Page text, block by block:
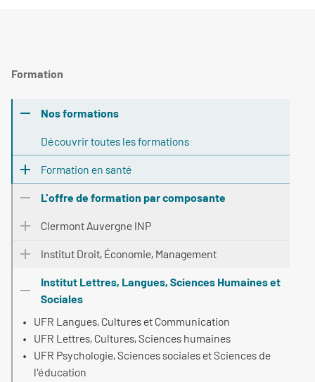
Formation
Nos formations
Découvrir toutes les formations
Formation en santé
L'offre de formation par composante
Clermont Auvergne INP
Institut Droit, Économie, Management
Institut Lettres, Langues, Sciences Humaines et
Sociales
UFR Langues, Cultures et Communication
UFR Lettres, Cultures, Sciences humaines
UFR Psychologie, Sciences sociales et Sciences de
l'éducation